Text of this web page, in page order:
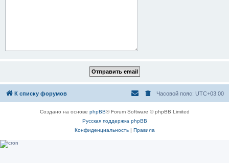
К списку форумов Часовой пояс: UTC+03:00
Создано на основе phpBB® Forum Software © phpBB Limited
Русская поддержка phpBB
Конфиденциальность| Правила